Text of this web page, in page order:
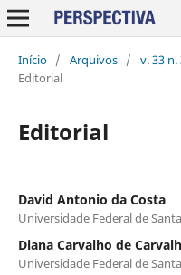
Início / Arquivos / v. 33
Editorial
Editorial
David Antonio da Costa
Universidade Federal de
Diana Carvalho de
Universidade Federal de